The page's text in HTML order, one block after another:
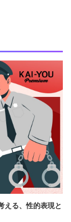
える、性的表現と